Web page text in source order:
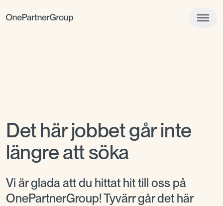
Det här jobbet går inte
längre att söka
Vi är glada att du hittat hit till oss på
OnePartnerGroup! Tyvärr går det här